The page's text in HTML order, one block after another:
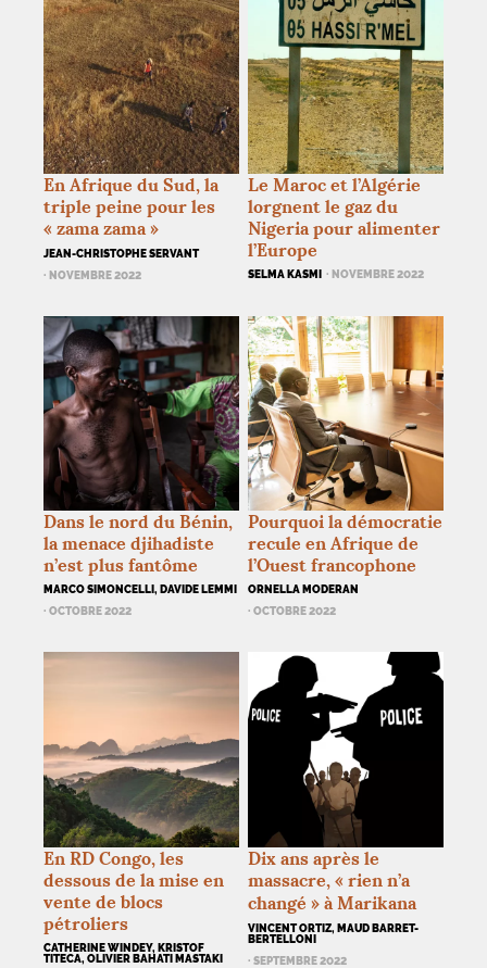
En Afrique du Sud, la
triple peine pour les
« zama zama »
JEAN-CHRISTOPHE SERVANT
· NOVEMBRE 2022
Le Maroc et l’Algérie
lorgnent le gaz du
Nigeria pour alimenter
l’Europe
SELMA KASMI · NOVEMBRE 2022
Dans le nord du Bénin,
la menace djihadiste
n’est plus fantôme
MARCO SIMONCELLI, DAVIDE LEMMI
· OCTOBRE 2022
Pourquoi la démocratie
recule en Afrique de
l’Ouest francophone
ORNELLA MODERAN
· OCTOBRE 2022
En RD Congo, les
dessous de la mise en
vente de blocs
pétroliers
CATHERINE WINDEY, KRISTOF
TITECA, OLIVIER BAHATI MASTAKI
Dix ans après le
massacre, « rien n’a
changé » à Marikana
VINCENT ORTIZ, MAUD BARRET-
BERTELLONI
· SEPTEMBRE 2022